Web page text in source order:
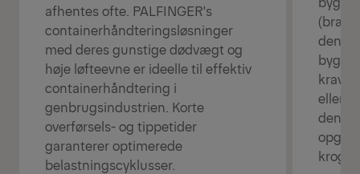
afhentes ofte. PALFINGER's
containerhåndteringsløsninger
med deres gunstige dødvægt og
høje løfteevne er ideelle til effektiv
containerhåndtering i
genbrugsindustrien. Korte
overførsels- og tippetider
garanterer optimerede
belastningscyklusser.
den
eller
den